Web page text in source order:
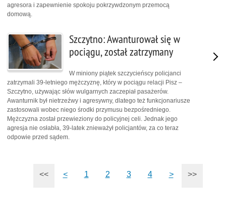
agresora i zapewnienie spokoju pokrzywdzonym przemocą
domową.
Szczytno: Awanturował się w
pociągu, został zatrzymany
W miniony piątek szczycieńscy policjanci
zatrzymali 39-letniego mężczyznę, który w pociągu relacji Pisz –
Szczytno, używając słów wulgarnych zaczepiał pasażerów.
Awanturnik był nietrzeźwy i agresywny, dlatego też funkcjonariusze
zastosowali wobec niego środki przymusu bezpośredniego.
Mężczyzna został przewieziony do policyjnej celi. Jednak jego
agresja nie osłabła, 39-latek znieważył policjantów, za co teraz
odpowie przed sądem.
<< < 1 2 3 4 > >>